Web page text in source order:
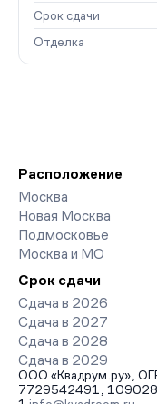
Срок сдачи
Отделка
Расположение
Москва
Новая Москва
Подмосковье
Москва и МО
Срок сдачи
Сдача в 2026
Сдача в 2027
Сдача в 2028
Сдача в 2029
ООО «Квадрум.ру»,
7729542491, 109028,